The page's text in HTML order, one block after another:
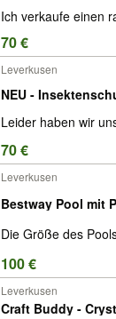
Ich verkaufe einen
70 €
Leverkusen
NEU -
Leider haben wir
70 €
Leverkusen
Bestway Pool mit
Die Größe des
100 €
Leverkusen
Craft Buddy -